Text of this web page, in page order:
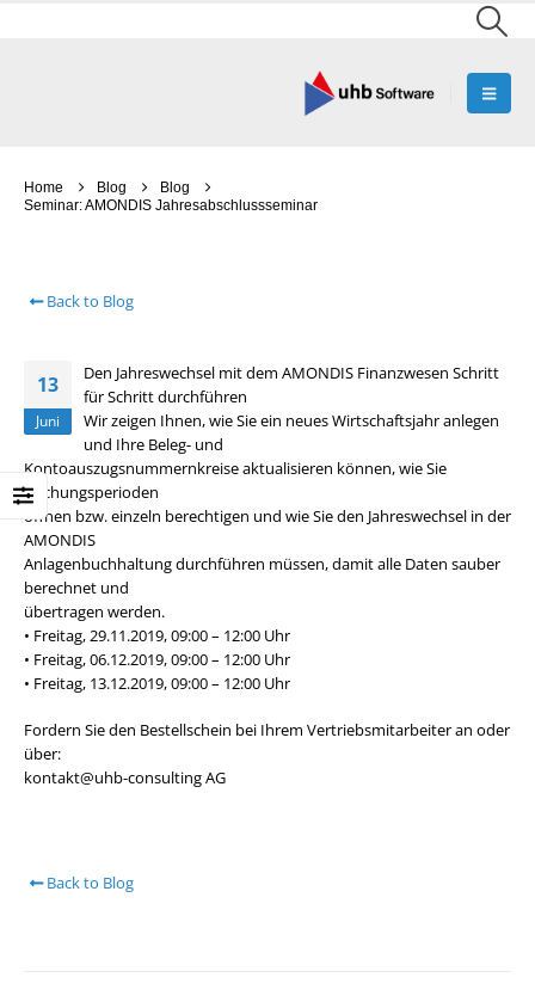
Home Blog
Blog
Seminar: AMONDIS Jahresabschlussseminar
Back to Blog
13
Juni
Den Jahreswechsel mit dem AMONDIS Finanzwesen Schritt
für Schritt durchführen
Wir zeigen Ihnen, wie Sie ein neues Wirtschaftsjahr anlegen
und Ihre Beleg- und
Kontoauszugsnummernkreise aktualisieren können, wie Sie
Buchungsperioden
öffnen bzw. einzeln berechtigen und wie Sie den Jahreswechsel in der
AMONDIS
Anlagenbuchhaltung durchführen müssen, damit alle Daten sauber
berechnet und
übertragen werden.
• Freitag, 29.11.2019, 09:00 – 12:00 Uhr
• Freitag, 06.12.2019, 09:00 – 12:00 Uhr
• Freitag, 13.12.2019, 09:00 – 12:00 Uhr
Fordern Sie den Bestellschein bei Ihrem Vertriebsmitarbeiter an oder
über:
kontakt@uhb-consulting AG
Back to Blog